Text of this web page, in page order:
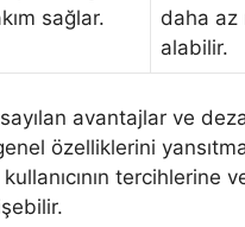
sağlar.
daha az
alabilir.
avantajlar ve
özelliklerini
tercihlerine